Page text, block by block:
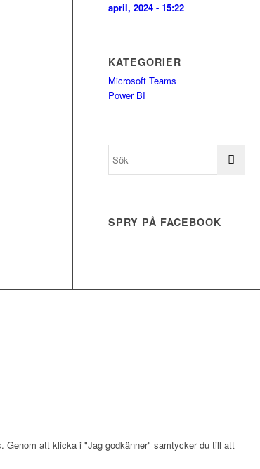
april, 2024 - 15:22
KATEGORIER
Microsoft Teams
Power BI
SPRY PÅ FACEBOOK
Genom att klicka i "Jag godkänner" samtycker du till att